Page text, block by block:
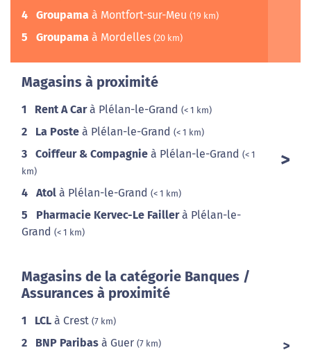
4 Groupama à Montfort-sur-Meu (19 km)
5 Groupama à Mordelles (20 km)
Magasins à proximité
1 Rent A Carà Plélan-le-Grand (< 1 km)
2 La Poste à Plélan-le-Grand (< 1 km)
3 Coiffeur & Compagnie à Plélan-le-Grand (< 1
km)
4 Atol à Plélan-le-Grand (< 1 km)
5 Pharmacie Kervec-Le Faillerà Plélan-le-
Grand (< 1 km)
Magasins de la catégorie Banques /
Assurances à proximité
1 LCL à Crest (7 km)
2 BNP Paribas à Guer (7 km)